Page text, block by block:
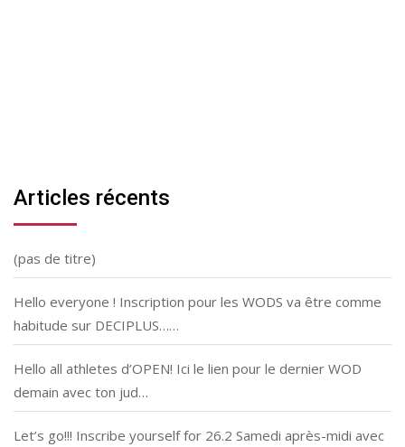
Articles récents
(pas de titre)
Hello everyone ! Inscription pour les WODS va être comme
habitude sur DECIPLUS……
Hello all athletes d’OPEN! Ici le lien pour le dernier WOD
demain avec ton jud…
Let’s go!!! Inscribe yourself for 26.2 Samedi après-midi avec